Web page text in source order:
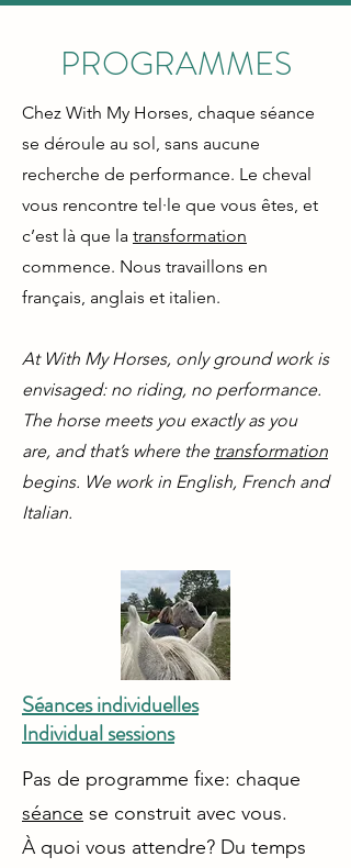
PROGRAMMES
Chez With My Horses, chaque séance
se déroule au sol, sans aucune
recherche de performance. Le cheval
vous rencontre tel·le que vous êtes, et
c’est là que la transformation
commence. Nous travaillons en
français, anglais et italien.
At With My Horses, only ground work is
envisaged: no riding, no performance.
The horse meets you exactly as you
are, and that’s where the transformation
begins. We work in English, French and
Italian.
Séances individuelles
Individual sessions
Pas de programme fixe: chaque
séance se construit avec vous.
À quoi vous attendre? Du temps